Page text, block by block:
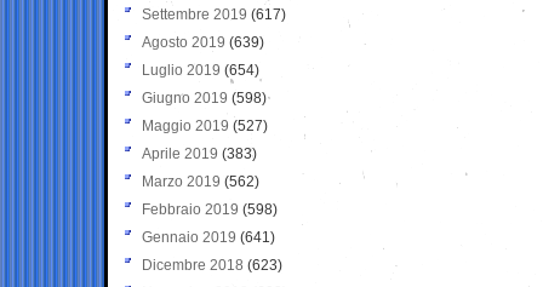
Settembre 2019 (617)
Agosto 2019 (639)
Luglio 2019 (654)
Giugno 2019 (598)
Maggio 2019 (527)
Aprile 2019 (383)
Marzo 2019 (562)
Febbraio 2019 (598)
Gennaio 2019 (641)
Dicembre 2018 (623)